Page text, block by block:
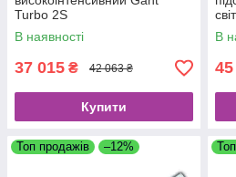
Корпус з оцинкованої сталі
стрілою з овальним
стійкість до вітрових
Turbo 2S
В наявності
37 015 ₴ 42 063 ₴
Купити
LED
В
Топ продажів –12%